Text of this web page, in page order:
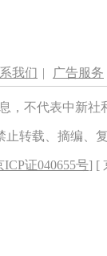
我们 | 广告服务
，不代表中新
止转载、摘编、
ICP证040655号] [